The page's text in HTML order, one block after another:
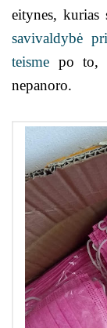
eitynes, kurias
savivaldybė
teisme po to,
nepanoro.